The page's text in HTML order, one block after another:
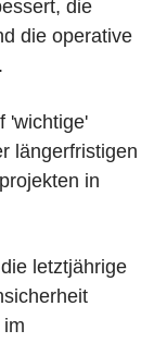
die
die operative
'wichtige'
längerfristigen
in
letztjährige